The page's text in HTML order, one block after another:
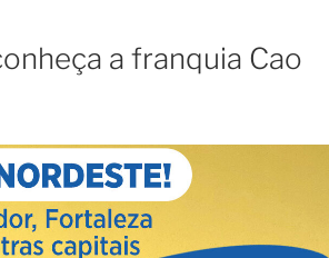
a franquia Cao